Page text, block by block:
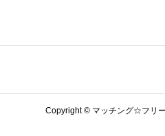
Copyright ©マッチング☆フリ